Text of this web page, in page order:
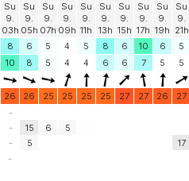
Su
9.
03h
Su
9.
05h
Su
9.
07h
Su
9.
09h
Su
9.
11h
Su
9.
13h
Su
9.
15h
Su
9.
17h
Su
9.
19h
Su
9.
21h
8
6 5 4 5 8 6 10 6 5
10
8 5 4 4 6 6 7 5 5
26 26 25 25 25 25 27 27 26 27
-
-
-
15
5
6
5
17
-